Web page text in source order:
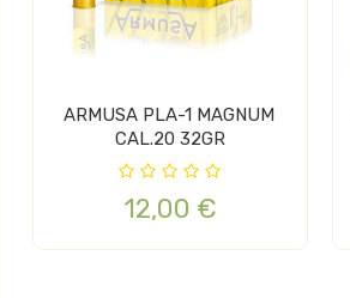
ARMUSA PLA-1 MAGNUM
CAL.20 32GR
12,00 €